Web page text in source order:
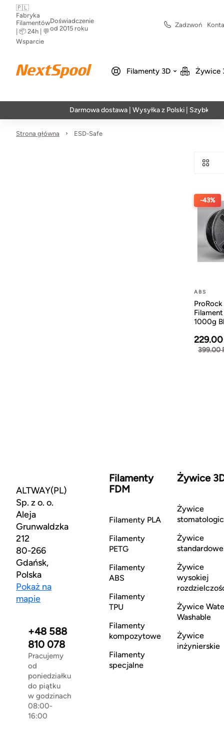
🇵🇱
Fabryka
Filamentów
| 📦 24h | 💬
Wsparcie
Doświadczenie
od 2015 roku
Zadzwoń
Filamenty 3D Żywice
Darmowa dostawa | Wysyłka z Polski | Szybka
Strona główna ESD-Safe
-43%
ABS
ProRock
1000g
229.00
399.00
ALTWAY(PL)
Sp. z o. o.
Aleja
Grunwaldzka
212
80-266
Gdańsk,
Polska
Pokaż na
mapie
+48 588
810 078
Pracujemy
od
poniedziałku
do piątku
w godzinach
08:00-
16:00
Filamenty
FDM
Filamenty PLA
Filamenty
PETG
Filamenty
ABS
Filamenty
TPU
Filamenty
kompozytowe
Filamenty
specjalne
Żywice
Żywice
Żywice
standardowe
Żywice
wysokiej
Żywice
Washable
Żywice
inżynierskie